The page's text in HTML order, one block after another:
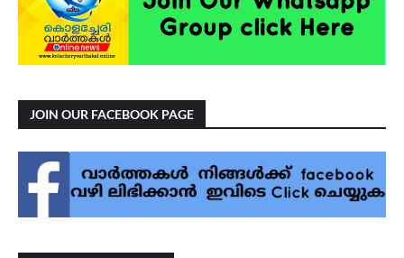
JOIN OUR FACEBOOK PAGE